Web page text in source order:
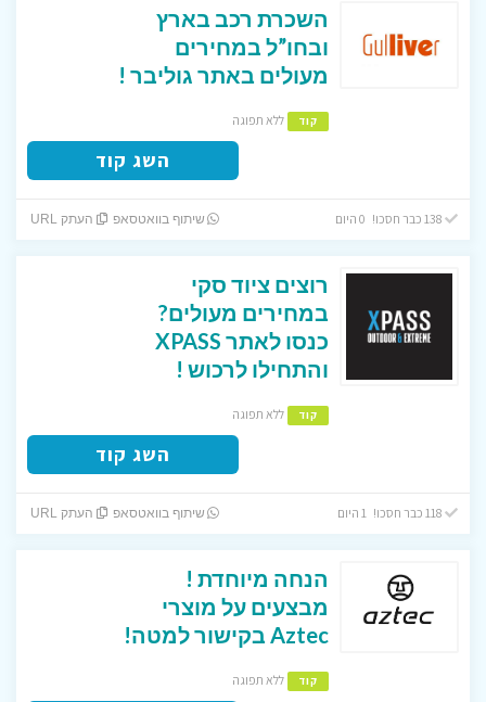
השכרת רכב בארץ
ובחו”ל במחירים
מעולים באתר גוליבר !
קוד ללא תפוגה
השג קוד
138 כבר חסכו! 0 היום שיתוף בוואטסאפ העתק URL
רוצים ציוד סקי
במחירים מעולים?
כנסו לאתר XPASS
והתחילו לרכוש !
קוד ללא תפוגה
השג קוד
118 כבר חסכו! 1 היום שיתוף בוואטסאפ העתק URL
הנחה מיוחדת !
מבצעים על מוצרי
Aztec בקישור למטה!
קוד ללא תפוגה